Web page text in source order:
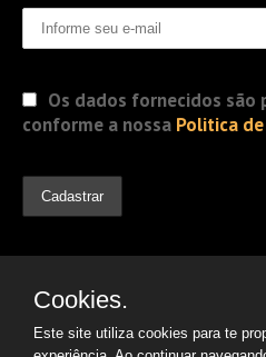
Os dados fornecidos
conforme a nossa Politica
Cookies.
Este site utiliza cookies para te